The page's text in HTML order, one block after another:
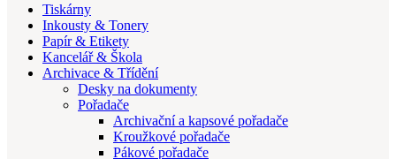
Tiskárny
Inkousty & Tonery
Papír & Etikety
Kancelář & Škola
Archivace & Třídění
Desky na dokumenty
Pořadače
Archivační a kapsové pořadače
Kroužkové pořadače
Pákové pořadače